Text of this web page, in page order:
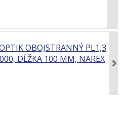
OBOJSTRANNÝ PL1,3
DĹŽKA 100 MM, NAREX